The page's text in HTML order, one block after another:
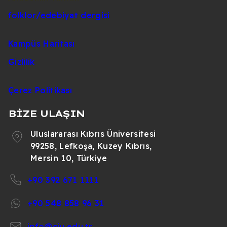
folklor/edebiyat dergisi
Kampüs Haritası
Gizlilik
Çerez Politikası
BİZE ULAŞIN
Uluslararası Kıbrıs Üniversitesi
99258, Lefkoşa, Kuzey Kıbrıs,
Mersin 10, Türkiye
+90 392 671 1111
+90 548 858 96 31